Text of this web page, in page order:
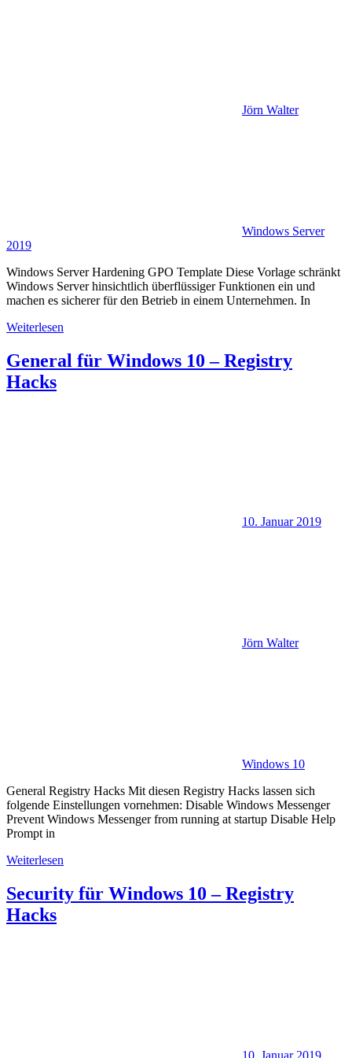
Jörn Walter
Windows Server
2019
Windows Server Hardening GPO Template Diese Vorlage schränkt
Windows Server hinsichtlich überflüssiger Funktionen ein und
machen es sicherer für den Betrieb in einem Unternehmen. In
Weiterlesen
General für Windows 10 – Registry
Hacks
10. Januar 2019
Jörn Walter
Windows 10
General Registry Hacks Mit diesen Registry Hacks lassen sich
folgende Einstellungen vornehmen: Disable Windows Messenger
Prevent Windows Messenger from running at startup Disable Help
Prompt in
Weiterlesen
Security für Windows 10 – Registry
Hacks